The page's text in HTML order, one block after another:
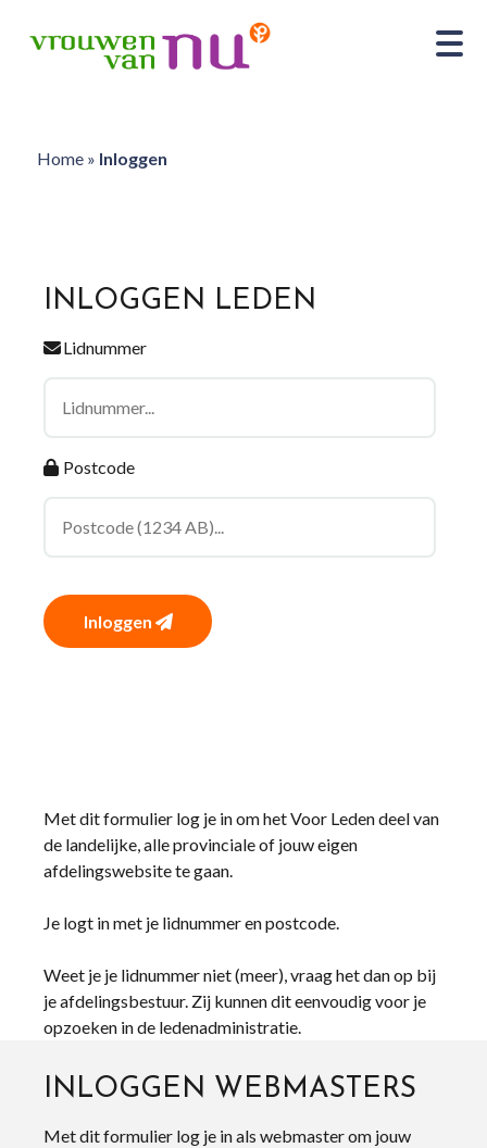
Home» Inloggen
INLOGGEN LEDEN
Lidnummer
Postcode
Inloggen
Met dit formulier log je in om het Voor Leden deel van
de landelijke, alle provinciale of jouw eigen
afdelingswebsite te gaan.
Je logt in met je lidnummer en postcode.
Weet je je lidnummer niet (meer), vraag het dan op bij
je afdelingsbestuur. Zij kunnen dit eenvoudig voor je
opzoeken in de ledenadministratie.
INLOGGEN WEBMASTERS
Met dit formulier log je in als webmaster om jouw